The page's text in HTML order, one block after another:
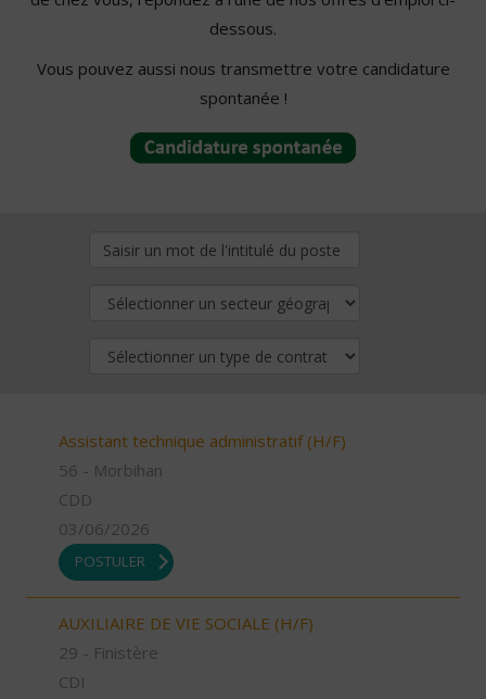
dessous.
Vous pouvez aussi nous transmettre votre candidature
spontanée !
Assistant technique administratif (H/F)
56 - Morbihan
CDD
03/06/2026
POSTULER
AUXILIAIRE DE VIE SOCIALE (H/F)
29 - Finistère
CDI